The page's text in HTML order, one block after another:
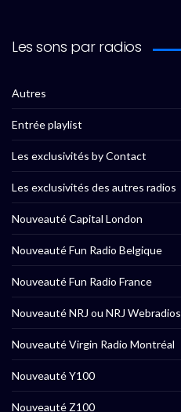
Les sons par radios
Autres
Entrée playlist
Les exclusivités by Contact
Les exclusivités des autres radios
Nouveauté Capital London
Nouveauté Fun Radio Belgique
Nouveauté Fun Radio France
Nouveauté NRJ ou NRJ Webradios
Nouveauté Virgin Radio Montréal
Nouveauté Y100
Nouveauté Z100